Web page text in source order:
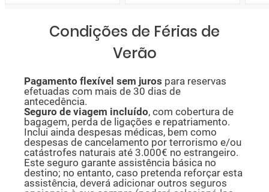
Condições de Férias de
Verão
Pagamento flexível sem juros para reservas
efetuadas com mais de 30 dias de
antecedência.
Seguro de viagem incluído, com cobertura de
bagagem, perda de ligações e repatriamento.
Inclui ainda despesas médicas, bem como
despesas de cancelamento por terrorismo e/ou
catástrofes naturais até 3.000€ no estrangeiro.
Este seguro garante assistência básica no
destino; no entanto, caso pretenda reforçar esta
assistência, deverá adicionar outros seguros